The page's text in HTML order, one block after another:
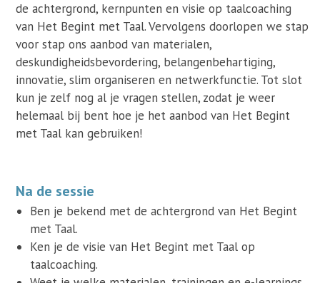
de achtergrond, kernpunten en visie op taalcoaching
van Het Begint met Taal. Vervolgens doorlopen we stap
voor stap ons aanbod van materialen,
deskundigheidsbevordering, belangenbehartiging,
innovatie, slim organiseren en netwerkfunctie. Tot slot
kun je zelf nog al je vragen stellen, zodat je weer
helemaal bij bent hoe je het aanbod van Het Begint
met Taal kan gebruiken!
Na de sessie
Ben je bekend met de achtergrond van Het Begint
met Taal.
Ken je de visie van Het Begint met Taal op
taalcoaching.